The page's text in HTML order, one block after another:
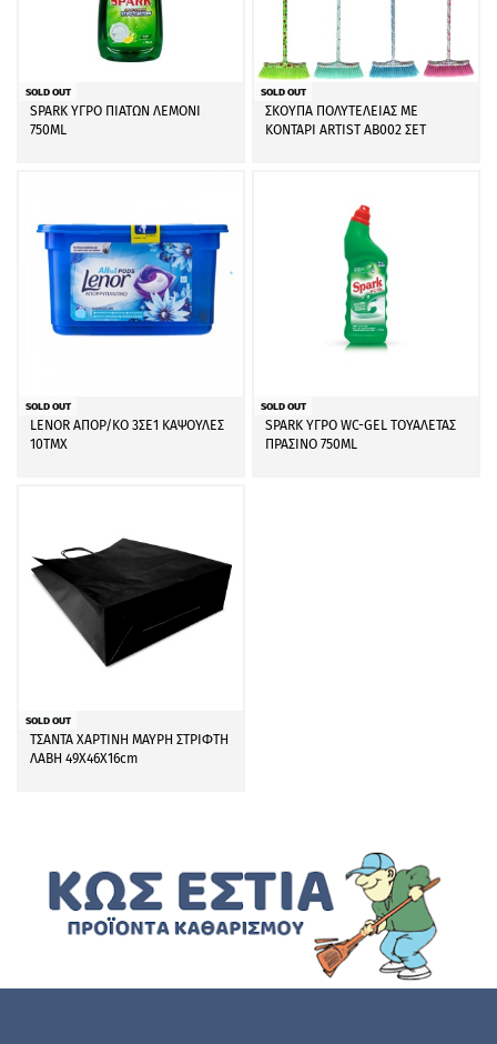
SOLD OUT
SPARK ΥΓΡΟ ΠΙΑΤΩΝ ΛΕΜΟΝΙ
750ML
SOLD OUT
ΣΚΟΥΠΑ ΠΟΛΥΤΕΛΕΙΑΣ ΜΕ
ΚΟΝΤΑΡΙ ARTIST AB002 ΣΕΤ
SOLD OUT
LENOR ΑΠΟΡ/ΚΟ 3ΣΕ1 ΚΑΨΟΥΛΕΣ
10ΤΜΧ
SOLD OUT
SPARK ΥΓΡΟ WC-GEL ΤΟΥΑΛΕΤΑΣ
ΠΡΑΣΙΝΟ 750ML
SOLD OUT
ΤΣΑΝΤΑ ΧΑΡΤΙΝΗ ΜΑΥΡΗ ΣΤΡΙΦΤΗ
ΛΑΒΗ 49Χ46Χ16cm